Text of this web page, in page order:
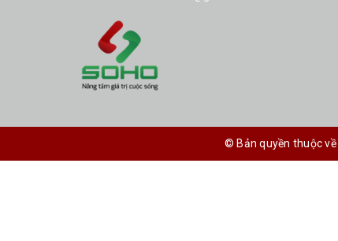
© Bản quyền thuộc về